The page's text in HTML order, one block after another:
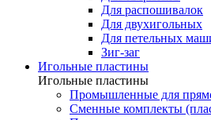
Для распошивалок
Для двухигольных
Для петельных
Зиг-заг
Игольные пластины
Игольные пластины
Промышленные для
Сменные комплекты